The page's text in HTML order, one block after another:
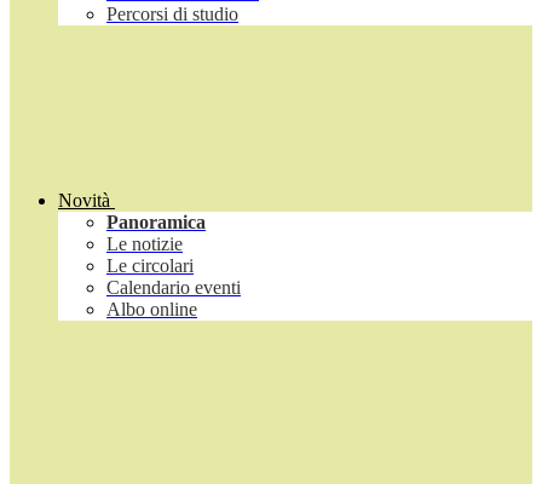
Percorsi di studio
Novità
Panoramica
Le notizie
Le circolari
Calendario eventi
Albo online